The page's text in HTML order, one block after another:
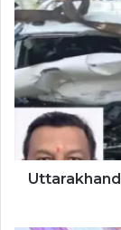
Uttarakhand: